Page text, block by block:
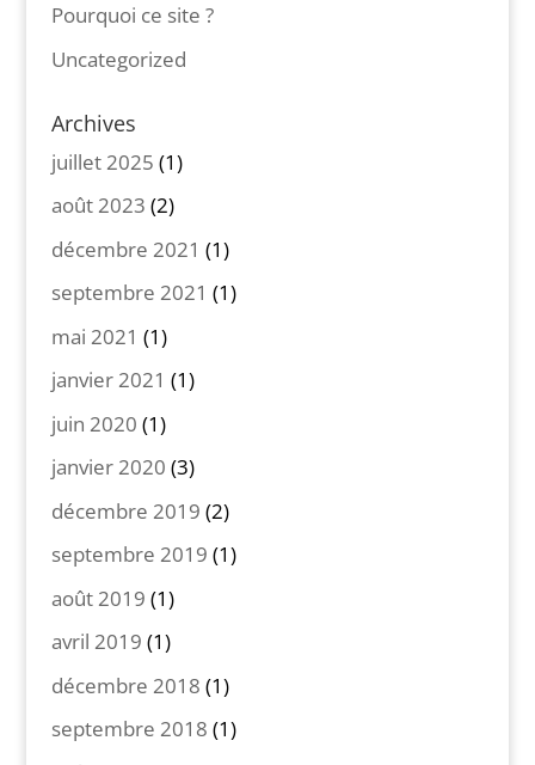
Pourquoi ce site ?
Uncategorized
Archives
juillet 2025 (1)
août 2023 (2)
décembre 2021 (1)
septembre 2021 (1)
mai 2021 (1)
janvier 2021 (1)
juin 2020 (1)
janvier 2020 (3)
décembre 2019 (2)
septembre 2019 (1)
août 2019 (1)
avril 2019 (1)
décembre 2018 (1)
septembre 2018 (1)